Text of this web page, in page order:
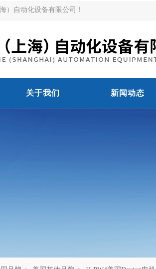
）自动化设备有限公司！
关于我们 新闻动态